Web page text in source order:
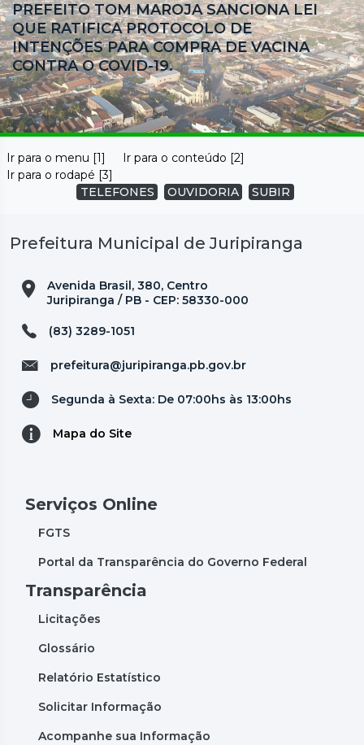
PREFEITO TOM MAROJA SANCIONA LEI
QUE RATIFICA PROTOCOLO DE
INTENÇÕES PARA COMPRA DE VACINA
CONTRA O COVID-19.
Ir para o menu [1]
Ir para o conteúdo [2]
Ir para o rodapé [3]
TELEFONES
OUVIDORIA SUBIR
Prefeitura Municipal de Juripiranga
Avenida Brasil, 380, Centro
Juripiranga / PB - CEP: 58330-000
(83) 3289-1051
prefeitura@juripiranga.pb.gov.br
Segunda à Sexta: De 07:00hs às 13:00hs
Mapa do Site
Serviços Online
FGTS
Portal da Transparência do Governo Federal
Transparência
Licitações
Glossário
Relatório Estatístico
Solicitar Informação
Acompanhe sua Informação